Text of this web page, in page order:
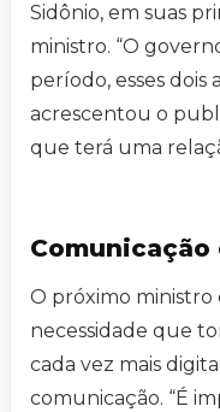
Sidônio, em suas
ministro. “O
período, esses dois
acrescentou o
que terá uma
O próximo ministro
necessidade que
cada vez mais
comunicação. “É